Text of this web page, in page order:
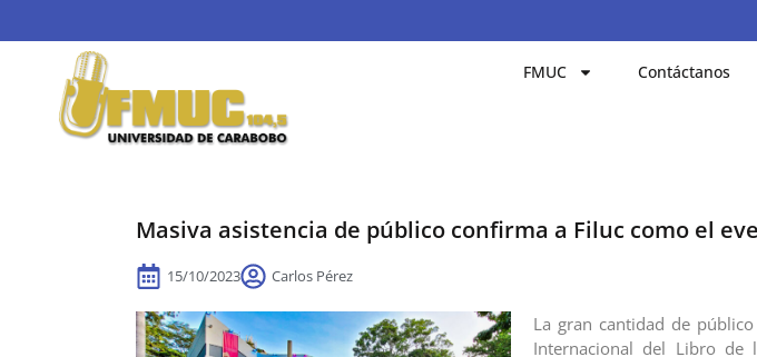
FMUC Contáctanos
Masiva asistencia de público confirma a Filuc como el
15/10/2023 Carlos Pérez
La gran cantidad de
Internacional del Libro de